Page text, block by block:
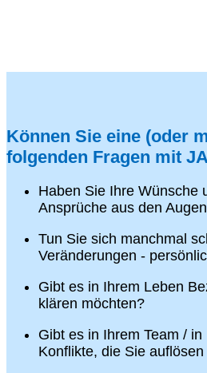
Können Sie eine (oder
folgenden Fragen mit
Haben Sie Ihre Wünsche
Ansprüche aus den
Tun Sie sich manchmal
Veränderungen -
Gibt es in Ihrem Leben
klären möchten?
Gibt es in Ihrem Team /
Konflikte, die Sie